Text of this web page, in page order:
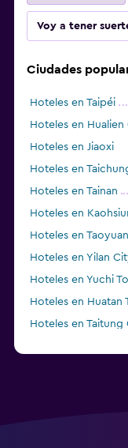
Voy a tener
Ciudades
Hoteles en Taipéi
Hoteles en Hualien
Hoteles en Jiaoxi
Hoteles en
Hoteles en Tainan
Hoteles en
Hoteles en
Hoteles en Yilan
Hoteles en Yuchi
Hoteles en Huatan
Hoteles en Taitung